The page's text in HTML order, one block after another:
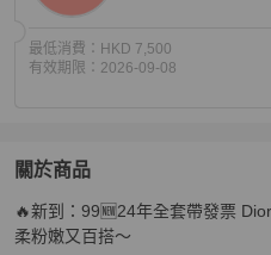
最低消費： HKD 7,500
有效期限： 2026-09-08
關於商品
關於🔥新到：99🆕24年全套
🔥新到：99🆕24年全套帶發票
柔粉嫩又百搭～